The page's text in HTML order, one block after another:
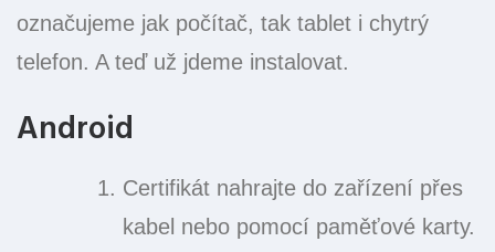
označujeme jak počítač, tak tablet i chytrý
telefon. A teď už jdeme instalovat.
Android
Certifikát nahrajte do zařízení přes
kabel nebo pomocí paměťové karty.